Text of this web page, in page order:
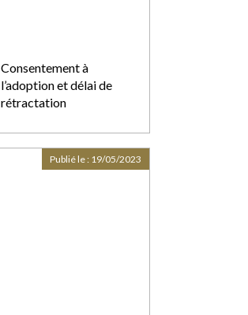
Consentement à
l’adoption et délai de
rétractation
Publié le : 19/05/2023